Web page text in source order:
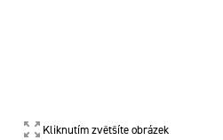
Kliknutím zvětšíte obrázek